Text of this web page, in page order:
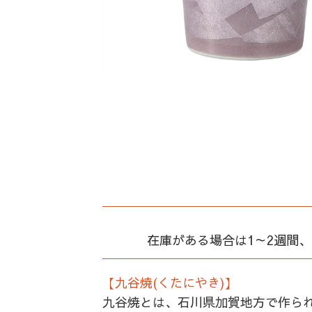
在庫がある場合は1～2週間
【九谷焼(くたにやき)】
九谷焼とは、石川県加賀地方で作ら